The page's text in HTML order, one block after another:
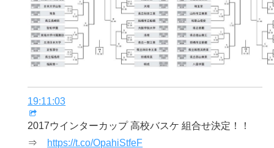
19:11:03
2017ウインターカップ 高校バスケ 組合せ決定！！
⇒
https://t.co/OpahiStfeF